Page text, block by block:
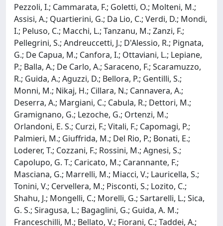
Pezzoli, I.; Cammarata, F.; Goletti, O.; Molteni, M.;
Assisi, A.; Quartierini, G.; Da Lio, C.; Verdi, D.; Mondi,
I.; Peluso, C.; Macchi, L.; Tanzanu, M.; Zanzi, F.;
Pellegrini, S.; Andreuccetti, J.; D'Alessio, R.; Pignata,
G.; De Capua, M.; Canfora, I.; Ottaviani, L.; Lepiane,
P.; Balla, A.; De Carlo, A.; Saraceno, F.; Scaramuzzo,
R.; Guida, A.; Aguzzi, D.; Bellora, P.; Gentilli, S.;
Monni, M.; Nikaj, H.; Cillara, N.; Cannavera, A.;
Deserra, A.; Margiani, C.; Cabula, R.; Dettori, M.;
Gramignano, G.; Lezoche, G.; Ortenzi, M.;
Orlandoni, E. S.; Curzi, F.; Vitali, F.; Capomagi, P.;
Palmieri, M.; Giuffrida, M.; Del Rio, P.; Bonati, E.;
Loderer, T.; Cozzani, F.; Rossini, M.; Agnesi, S.;
Capolupo, G. T.; Caricato, M.; Carannante, F.;
Masciana, G.; Marrelli, M.; Miacci, V.; Lauricella, S.;
Tonini, V.; Cervellera, M.; Pisconti, S.; Lozito, C.;
Shahu, J.; Mongelli, C.; Morelli, G.; Sartarelli, L.; Sica,
G. S.; Siragusa, L.; Bagaglini, G.; Guida, A. M.;
Franceschilli, M.; Bellato, V.; Fiorani, C.; Taddei, A.;